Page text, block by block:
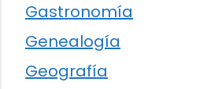
Gastronomía
Genealogía
Geografía